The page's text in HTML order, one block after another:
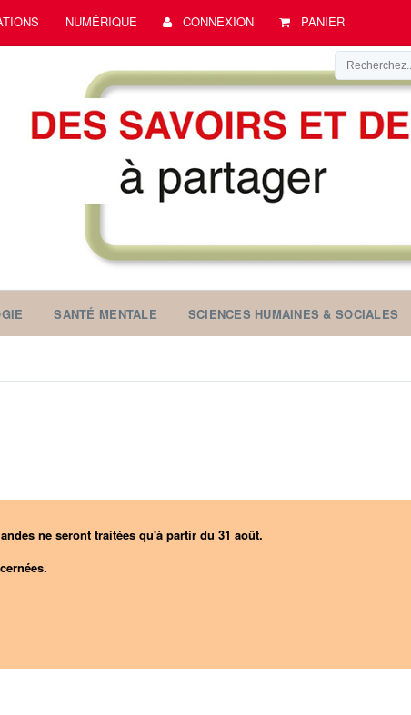
NUMÉRIQUE CONNEXION PANIER
SANTÉ MENTALE SCIENCES HUMAINES & SOCIALES
ne seront traitées qu'à partir du 31 août.